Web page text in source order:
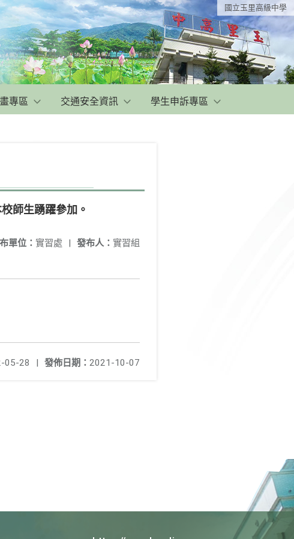
國立玉里高級中學
專區 交通安全資訊 學生申訴專區
師生踴躍參加。
發布人： 實習組
單位： 實習處 |
發佈日期： 2021-10-07
05-28 |